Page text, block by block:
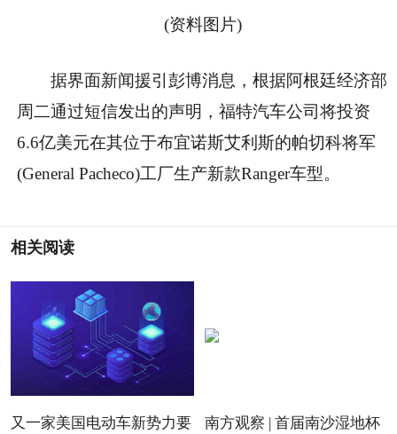
(资料图片)
据界面新闻援引彭博消息，根据阿根廷经济部
周二通过短信发出的声明，福特汽车公司将投资
6.6亿美元在其位于布宜诺斯艾利斯的帕切科将军
(General Pacheco)工厂生产新款Ranger车型。
相关阅读
又一家美国电动车新势力要
南方观察 | 首届南沙湿地杯